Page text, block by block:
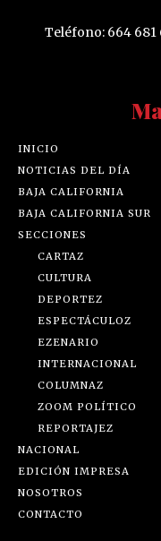
Teléfono: 664 681
INICIO
NOTICIAS DEL DÍA
BAJA CALIFORNIA
BAJA CALIFORNIA SUR
SECCIONES
CARTAZ
CULTURA
DEPORTEZ
ESPECTÁCULOZ
EZENARIO
INTERNACIONAL
COLUMNAZ
ZOOM POLÍTICO
REPORTAJEZ
NACIONAL
EDICIÓN IMPRESA
NOSOTROS
CONTACTO